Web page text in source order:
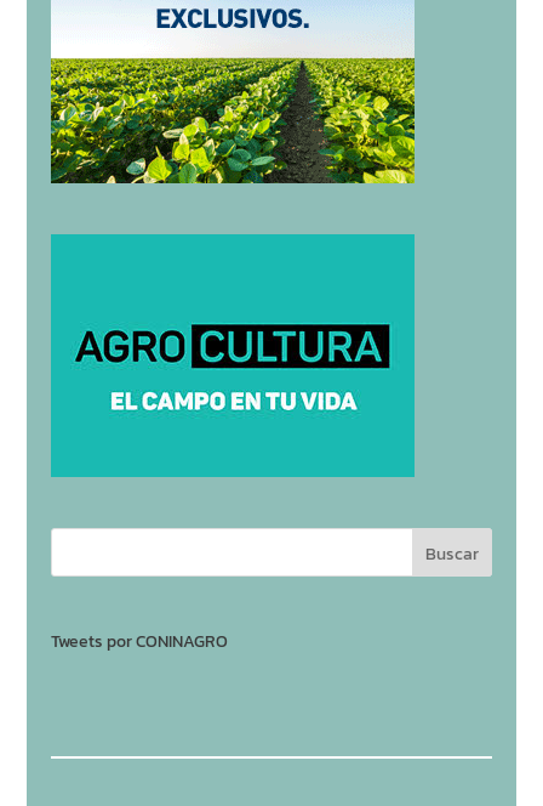
Tweets por CONINAGRO